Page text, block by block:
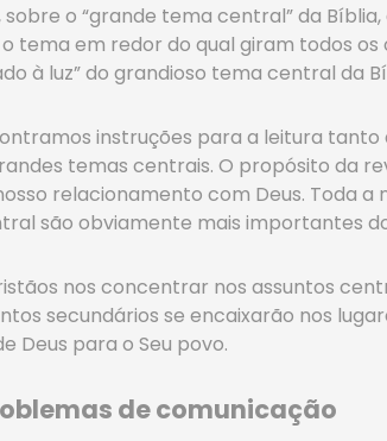
o “grande tema central” da
tema em redor do qual giram todos
à luz” do grandioso tema central da
instruções para a leitura
temas centrais. O propósito da
relacionamento com Deus. Toda
são obviamente mais importantes
nos concentrar nos assuntos
secundários se encaixarão nos
Deus para o Seu povo.
de comunicação